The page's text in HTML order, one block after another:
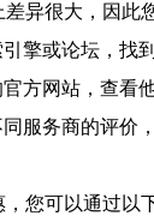
异很大，因此
擎或论坛，找
方网站，查看
服务商的评价
您可以通过以